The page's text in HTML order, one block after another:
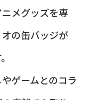
メグッズを専
の缶バッジが
ゲームとのコラ